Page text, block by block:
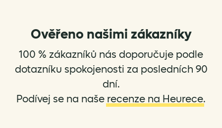
Ověřeno našimi zákazníky
100 % zákazníků nás doporučuje podle
dotazníku spokojenosti za posledních 90
dní.
Podívej se na naše recenze na Heurece.